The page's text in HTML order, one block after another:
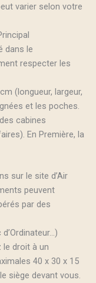
varier selon votre
dans le
respecter les
(longueur, largeur,
et les poches.
cabines
En Première, la
sur le site d’Air
peuvent
par des
le droit à un
40 x 30 x 15
siège devant vous.